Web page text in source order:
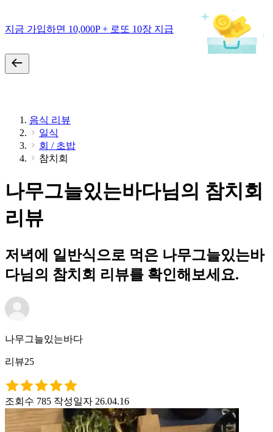
지금 가입하면 10,000P + 로또 10장 지급
음식 리뷰
일식
회 / 초밥
참치회
나무그늘있는바다님의 참치회
리뷰
저녁에 일반식으로 먹은 나무그늘있는바
다님의 참치회 리뷰를 확인해보세요.
나무그늘있는바다
리뷰25
조회수 785 작성일자 26.04.16